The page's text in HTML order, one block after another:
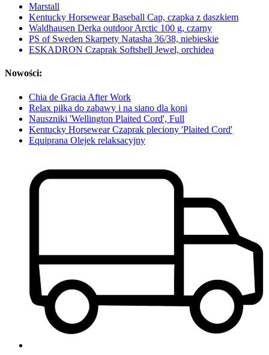
Marstall
Kentucky Horsewear Baseball Cap, czapka z daszkiem
Waldhausen Derka outdoor Arctic 100 g, czarny
PS of Sweden Skarpety Natasha 36/38, niebieskie
ESKADRON Czaprak Softshell Jewel, orchidea
Nowości:
Chia de Gracia After Work
Relax piłka do zabawy i na siano dla koni
Nauszniki 'Wellington Plaited Cord', Full
Kentucky Horsewear Czaprak pleciony 'Plaited Cord'
Equiprana Olejek relaksacyjny